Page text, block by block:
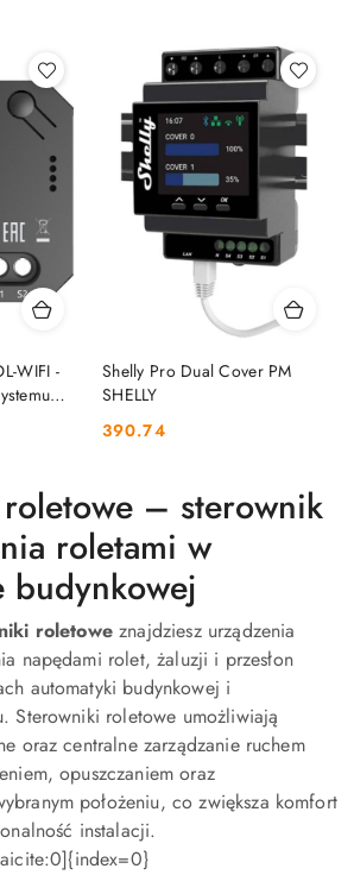
WIFI -
Shelly Pro Dual Cover PM
SHELLY
Cena:
390.74
– sterownik
roletami w
budynkowej
roletoweznajdziesz urządzenia
napędami rolet, żaluzji i przesłon
automatyki budynkowej i
Sterowniki roletowe umożliwiają
oraz centralne zarządzanie ruchem
opuszczaniem oraz
położeniu, co zwiększa komfort
instalacji.